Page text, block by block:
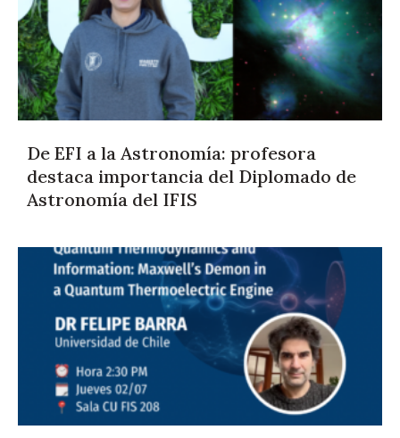
De EFI a la Astronomía: profesora
destaca importancia del Diplomado de
Astronomía del IFIS